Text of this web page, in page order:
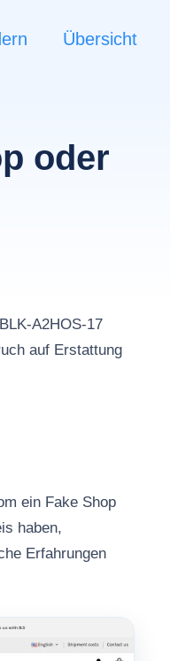
Übersicht
oder
A2HOS-17
auf Erstattung
ein Fake Shop
haben,
Erfahrungen